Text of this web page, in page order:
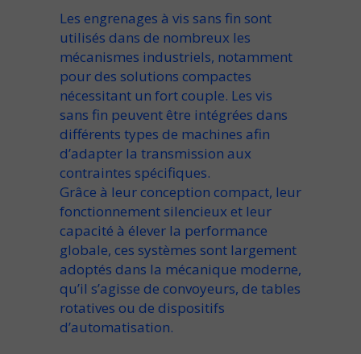
Les engrenages à vis sans fin sont
utilisés dans de nombreux les
mécanismes industriels, notamment
pour des solutions compactes
nécessitant un fort couple. Les vis
sans fin peuventêtre intégrées dans
différents types de machines afin
d’adapter la transmission aux
contraintes spécifiques.
Grâce à leur conception compact, leur
fonctionnement silencieux et leur
capacité à élever la performance
globale, ces systèmes sont largement
adoptés dans la mécanique moderne,
qu’il s’agisse de convoyeurs, de tables
rotatives ou de dispositifs
d’automatisation.